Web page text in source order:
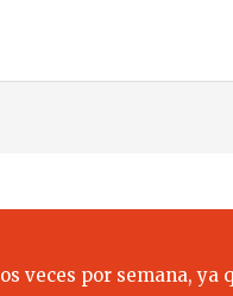
veces por semana,